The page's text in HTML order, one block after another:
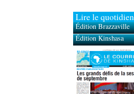
Lire le quotidien
Édition Brazzaville
Édition Kinshasa